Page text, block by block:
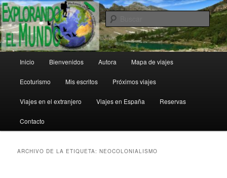
Ir
al
contenido
principal
Ir
al
contenido
secundarioExplorando el Mundo
principal
Inicio Bienvenidos Autora Mapa de viajes
Ecoturismo Mis escritos Próximos viajes
Viajes en el extranjero Viajes en España Reservas
Contacto
ARCHIVO DE LA ETIQUETA:NEOCOLONIALISMO